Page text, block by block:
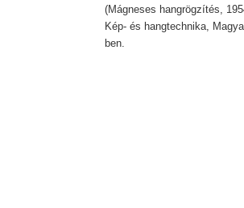
(Mágneses hangrögzítés,
Kép- és hangtechnika,
ben.